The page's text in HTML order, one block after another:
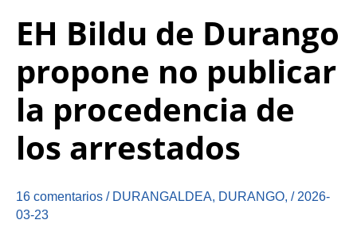
EH Bildu de Durango
propone no publicar
la procedencia de
los arrestados
16 comentarios / DURANGALDEA, DURANGO, / 2026-
03-23